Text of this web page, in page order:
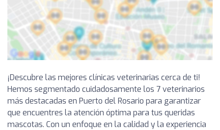
¡Descubre las mejores clínicas veterinarias cerca de ti!
Hemos segmentado cuidadosamente los 7 veterinarios
más destacadas en Puerto del Rosario para garantizar
que encuentres la atención óptima para tus queridas
mascotas. Con un enfoque en la calidad y la experiencia